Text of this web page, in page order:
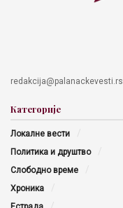
redakcija@palanackevesti.rs
Категорије
Локалне вести
Политика и друштво
Слободно време
Хроника